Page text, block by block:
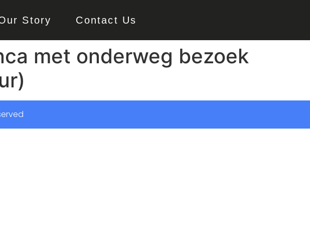
Story Contact Us
met onderweg bezoek